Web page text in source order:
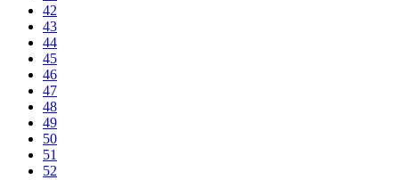
42
43
44
45
46
47
48
49
50
51
52